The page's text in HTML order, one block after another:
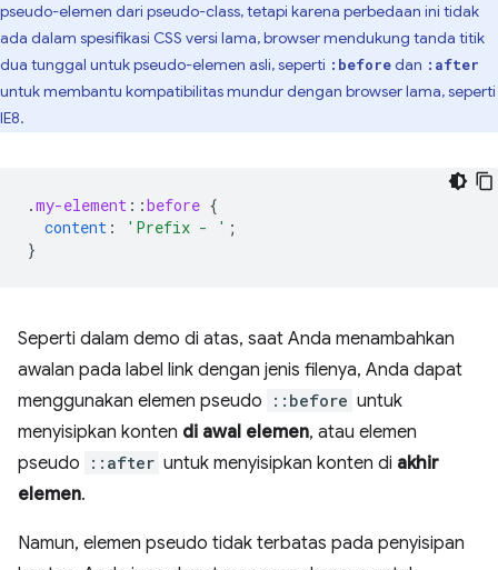
pseudo-elemen dari pseudo-class, tetapi karena perbedaan ini tidak
ada dalam spesifikasi CSS versi lama, browser mendukung tanda titik
dua tunggal untuk pseudo-elemen asli, seperti :beforedan :after
untuk membantu kompatibilitas mundur dengan browser lama, seperti
IE8.
.my-element ::before {
content : 'Prefix - ' ;
}
Seperti dalam demo di atas, saat Anda menambahkan
awalan pada label link dengan jenis filenya, Anda dapat
menggunakan elemen pseudo
::before untuk
menyisipkan konten di awal elemen, atau elemen
pseudo
::after untuk menyisipkan konten di akhir
elemen.
Namun, elemen pseudo tidak terbatas pada penyisipan